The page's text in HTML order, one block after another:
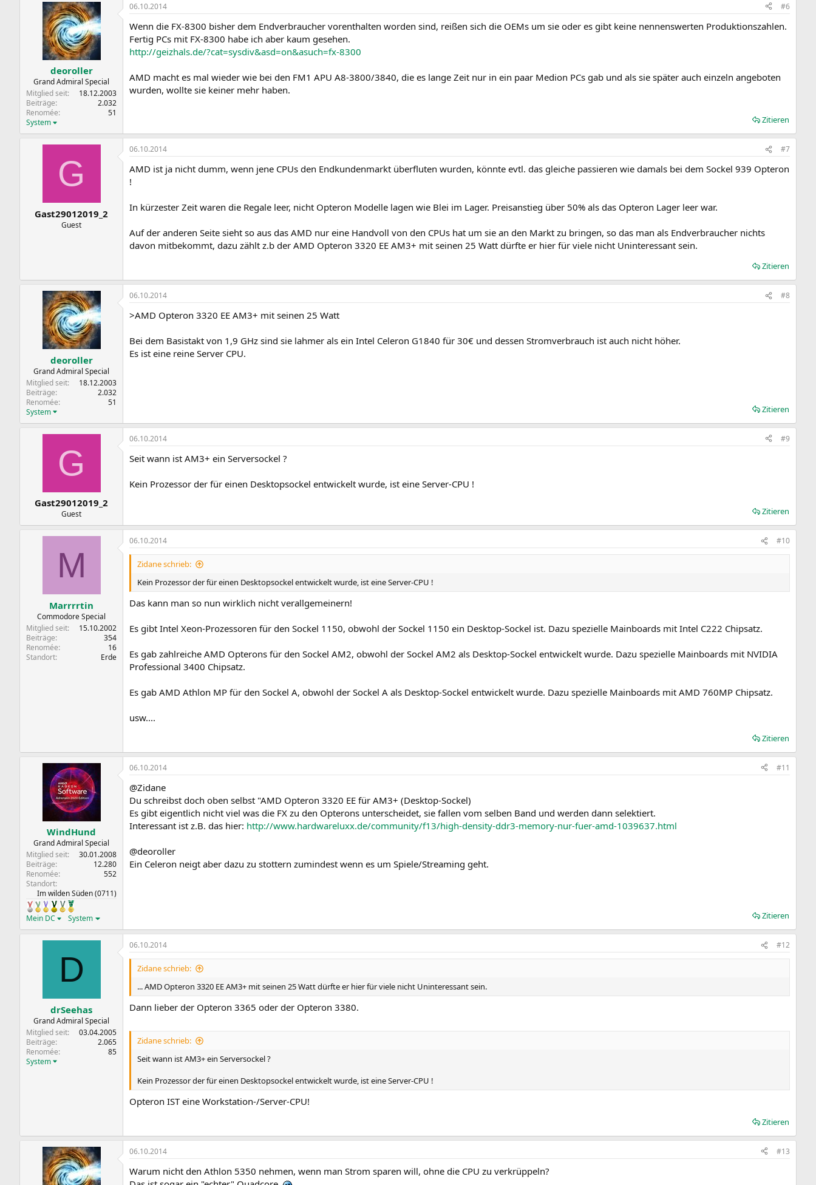
deoroller
Grand Admiral Special
Mitglied seit
18.12.2003
Beiträge
2.032
Renomée
51
System
06.10.2014 #6
Wenn die FX-8300 bisher dem Endverbraucher vorenthalten worden sind, reißen sich die OEMs um sie oder es gibt keine nennenswerten Produktionszahlen.
Fertig PCs mit FX-8300 habe ich aber kaum gesehen.
http://geizhals.de/?cat=sysdiv&asd=on&asuch=fx-8300
AMD macht es mal wieder wie bei den FM1 APU A8-3800/3840, die es lange Zeit nur in ein paar Medion PCs gab und als sie später auch einzeln angeboten
wurden, wollte sie keiner mehr haben.
Zitieren
G
Gast29012019_2
Guest
06.10.2014 #7
AMD ist ja nicht dumm, wenn jene CPUs den Endkundenmarkt überfluten wurden, könnte evtl. das gleiche passieren wie damals bei dem Sockel 939 Opteron
!
In kürzester Zeit waren die Regale leer, nicht Opteron Modelle lagen wie Blei im Lager. Preisanstieg über 50% als das Opteron Lager leer war.
Auf der anderen Seite sieht so aus das AMD nur eine Handvoll von den CPUs hat um sie an den Markt zu bringen, so das man als Endverbraucher nichts
davon mitbekommt, dazu zählt z.b der AMD Opteron 3320 EE AM3+ mit seinen 25 Watt dürfte er hier für viele nicht Uninteressant sein.
Zitieren
deoroller
Grand Admiral Special
Mitglied seit
18.12.2003
Beiträge
2.032
Renomée
51
System
06.10.2014 #8
>AMD Opteron 3320 EE AM3+ mit seinen 25 Watt
Bei dem Basistakt von 1,9 GHz sind sie lahmer als ein Intel Celeron G1840 für 30€ und dessen Stromverbrauch ist auch nicht höher.
Es ist eine reine Server CPU.
Zitieren
G
Gast29012019_2
Guest
06.10.2014 #9
Seit wann ist AM3+ ein Serversockel ?
Kein Prozessor der für einen Desktopsockel entwickelt wurde, ist eine Server-CPU !
Zitieren
M
Marrrrtin
Commodore Special
Mitglied seit
15.10.2002
Beiträge
354
Renomée
16
Standort
Erde
06.10.2014 #10
Zidane schrieb:
Kein Prozessor der für einen Desktopsockel entwickelt wurde, ist eine Server-CPU !
Das kann man so nun wirklich nicht verallgemeinern!
Es gibt Intel Xeon-Prozessoren für den Sockel 1150, obwohl der Sockel 1150 ein Desktop-Sockel ist. Dazu spezielle Mainboards mit Intel C222 Chipsatz.
Es gab zahlreiche AMD Opterons für den Sockel AM2, obwohl der Sockel AM2 als Desktop-Sockel entwickelt wurde. Dazu spezielle Mainboards mit NVIDIA
Professional 3400 Chipsatz.
Es gab AMD Athlon MP für den Sockel A, obwohl der Sockel A als Desktop-Sockel entwickelt wurde. Dazu spezielle Mainboards mit AMD 760MP Chipsatz.
usw....
Zitieren
WindHund
Grand Admiral Special
Mitglied seit
30.01.2008
Beiträge
12.280
Renomée
552
Standort
Im wilden Süden (0711)
Mein DC System
06.10.2014 #11
@Zidane
Du schreibst doch oben selbst "AMD Opteron 3320 EE für AM3+ (Desktop-Sockel)
Es gibt eigentlich nicht viel was die FX zu den Opterons unterscheidet, sie fallen vom selben Band und werden dann selektiert.
Interessant ist z.B. das hier: http://www.hardwareluxx.de/community/f13/high-density-ddr3-memory-nur-fuer-amd-1039637.html
@deoroller
Ein Celeron neigt aber dazu zu stottern zumindest wenn es um Spiele/Streaming geht.
Zitieren
D
drSeehas
Grand Admiral Special
Mitglied seit
03.04.2005
Beiträge
2.065
Renomée
85
System
06.10.2014 #12
Zidane schrieb:
... AMD Opteron 3320 EE AM3+ mit seinen 25 Watt dürfte er hier für viele nicht Uninteressant sein.
Dann lieber der Opteron 3365 oder der Opteron 3380.
Zidane schrieb:
Seit wann ist AM3+ ein Serversockel ?
Kein Prozessor der für einen Desktopsockel entwickelt wurde, ist eine Server-CPU !
Opteron IST eine Workstation-/Server-CPU!
Zitieren
06.10.2014 #13
Warum nicht den Athlon 5350 nehmen, wenn man Strom sparen will, ohne die CPU zu verkrüppeln?